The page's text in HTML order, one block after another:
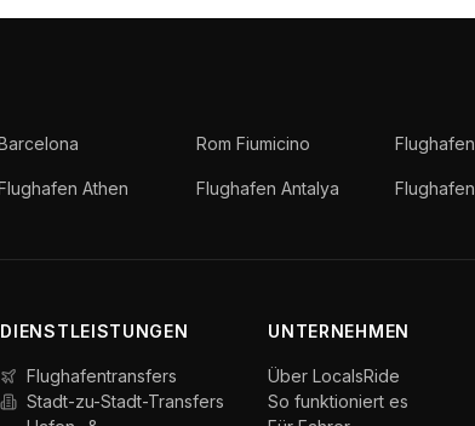
Rom Fiumicino
Athen Flughafen Antalya
DIENSTLEISTUNGEN
Flughafentransfers
Stadt-zu-Stadt-Transfers
UNTERNEHMEN
Über LocalsRide
So funktioniert es